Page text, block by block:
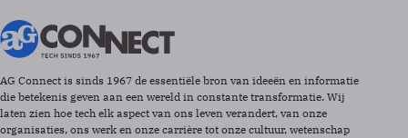
AG Connect is sinds 1967 de essentiële bron van ideeën en informatie
die betekenis geven aan een wereld in constante transformatie. Wij
laten zien hoe tech elk aspect van ons leven verandert, van onze
organisaties, ons werk en onze carrière tot onze cultuur, wetenschap